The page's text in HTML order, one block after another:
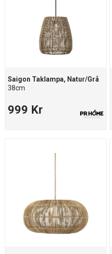
Saigon Taklampa, Natur/Grå
38cm
999 Kr